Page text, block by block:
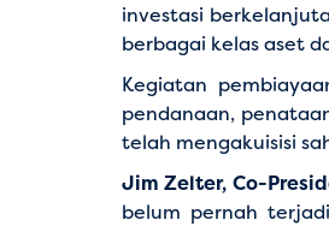
investasi
berbagai kelas aset
Kegiatan
pendanaan,
telah mengakuisisi
Jim Zelter, Co-
belum pernah